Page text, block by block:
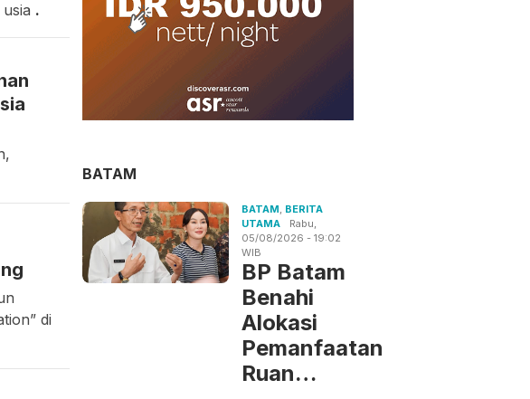
.
di
BATAM
BATAM BERITA
UTAMA
Rabu,
05/08/2026 - 19:02
WIB
BP Batam
Benahi
Alokasi
Pemanfaatan
Ruan…